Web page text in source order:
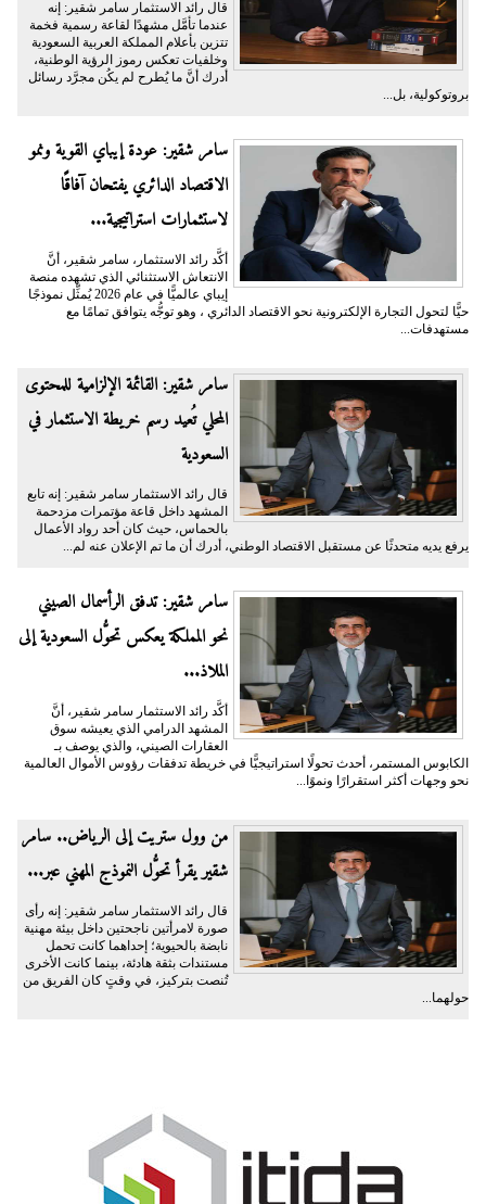
قال رائد الاستثمار سامر شقير: إنه
عندما تأمَّل مشهدًا لقاعة رسمية فخمة
تتزين بأعلام المملكة العربية السعودية
وخلفيات تعكس رموز الرؤية الوطنية،
أدرك أنَّ ما يُطرح لم يكُن مجرَّد رسائل
بروتوكولية، بل...
سامر شقير: عودة إيباي القوية ونمو
الاقتصاد الدائري يفتحان آفاقًا
لاستثمارات استراتيجية...
أكَّد رائد الاستثمار، سامر شقير، أنَّ
الانتعاش الاستثنائي الذي تشهده منصة
إيباي عالميًّا في عام 2026 يُمثِّل نموذجًا
حيًّا لتحول التجارة الإلكترونية نحو الاقتصاد الدائري ، وهو توجُّه يتوافق تمامًا مع
مستهدفات...
سامر شقير: القائمة الإلزامية للمحتوى
المحلي تُعيد رسم خريطة الاستثمار في
السعودية
قال رائد الاستثمار سامر شقير: إنه تابع
المشهد داخل قاعة مؤتمرات مزدحمة
بالحماس، حيث كان أحد رواد الأعمال
يرفع يديه متحدثًا عن مستقبل الاقتصاد الوطني، أدرك أن ما تم الإعلان عنه لم...
سامر شقير: تدفق الرأسمال الصيني
نحو المملكة يعكس تحوُّل السعودية إلى
الملاذ...
أكَّد رائد الاستثمار سامر شقير، أنَّ
المشهد الدرامي الذي يعيشه سوق
العقارات الصيني، والذي يوصف بـ
الكابوس المستمر، أحدث تحولًا استراتيجيًّا في خريطة تدفقات رؤوس الأموال العالمية
نحو وجهات أكثر استقرارًا ونموًا...
من وول ستريت إلى الرياض.. سامر
شقير يقرأ تحوُّل النموذج المهني عبر...
قال رائد الاستثمار سامر شقير: إنه رأى
صورة لامرأتين ناجحتين داخل بيئة مهنية
نابضة بالحيوية؛ إحداهما كانت تحمل
مستندات بثقة هادئة، بينما كانت الأخرى
تُنصت بتركيز، في وقتٍ كان الفريق من
حولهما...